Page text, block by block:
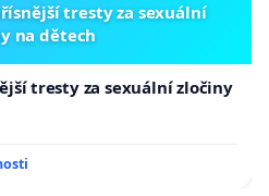
tresty za sexuální
na dětech
tresty za sexuální zločiny